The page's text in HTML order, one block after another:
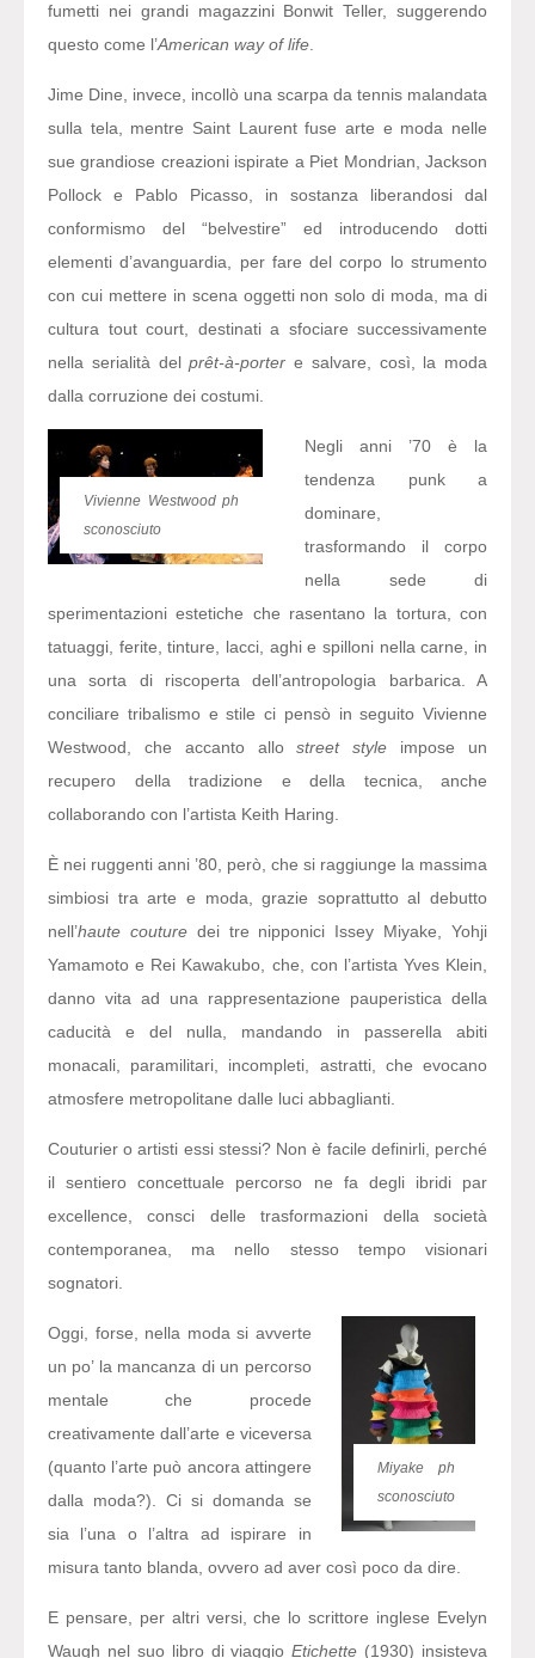
fumetti nei grandi magazzini Bonwit Teller, suggerendo
questo come l’American way of life
Jime Dine, invece, incollò una scarpa da tennis malandata
sulla tela, mentre Saint Laurent fuse arte e moda nelle
sue grandiose creazioni ispirate a Piet Mondrian, Jackson
Pollock e Pablo Picasso, in sostanza liberandosi dal
conformismo del “belvestire” ed introducendo dotti
elementi d’avanguardia, per fare del corpo lo strumento
con cui mettere in scena oggetti non solo di moda, ma di
cultura tout court, destinati a sfociare successivamente
nella serialità delprêt-à-porter e salvare, così, la moda
dalla corruzione dei costumi.
Vivienne Westwood ph
sconosciuto
Negli anni ’70 è la
tendenza punk a
dominare,
trasformando il corpo
nella sede di
sperimentazioni estetiche che rasentano la tortura, con
tatuaggi, ferite, tinture, lacci, aghi e spilloni nella carne, in
una sorta di riscoperta dell’antropologia barbarica. A
conciliare tribalismo e stile ci pensò in seguito Vivienne
Westwood, che accanto allostreet style impose un
recupero della tradizione e della tecnica, anche
collaborando con l’artista Keith Haring.
È nei ruggenti anni ’80, però, che si raggiunge la massima
simbiosi tra arte e moda, grazie soprattutto al debutto
nell’haute couture dei tre nipponici Issey Miyake, Yohji
Yamamoto e Rei Kawakubo, che, con l’artista Yves Klein,
danno vita ad una rappresentazione pauperistica della
caducità e del nulla, mandando in passerella abiti
monacali, paramilitari, incompleti, astratti, che evocano
atmosfere metropolitane dalle luci abbaglianti.
Couturier o artisti essi stessi? Non è facile definirli, perché
il sentiero concettuale percorso ne fa degli ibridi par
excellence, consci delle trasformazioni della società
contemporanea, ma nello stesso tempo visionari
sognatori.
Miyake ph
sconosciuto
Oggi, forse, nella moda si avverte
un po’ la mancanza di un percorso
mentale che procede
creativamente dall’arte e viceversa
(quanto l’arte può ancora attingere
dalla moda?). Ci si domanda se
sia l’una o l’altra ad ispirare in
misura tanto blanda, ovvero ad aver così poco da dire.
E pensare, per altri versi, che lo scrittore inglese Evelyn
Waugh nel suo libro di viaggioEtichette (1930) insisteva